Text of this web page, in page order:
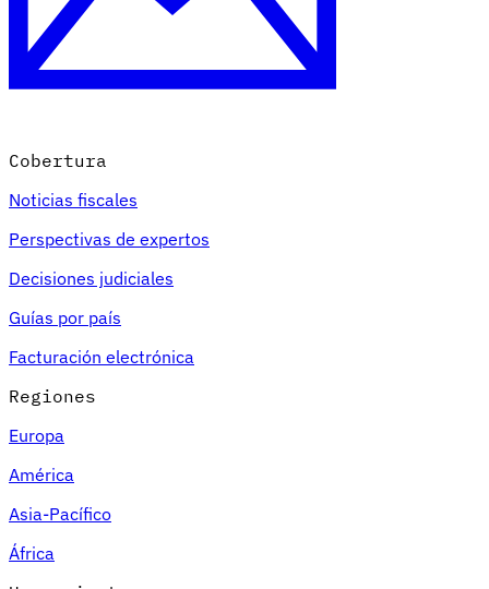
Cobertura
Noticias fiscales
Perspectivas de expertos
Decisiones judiciales
Guías por país
Facturación electrónica
Regiones
Europa
América
Asia-Pacífico
África